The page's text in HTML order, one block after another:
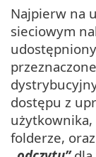
Najpierw na
sieciowym
dostępu z
folderze,